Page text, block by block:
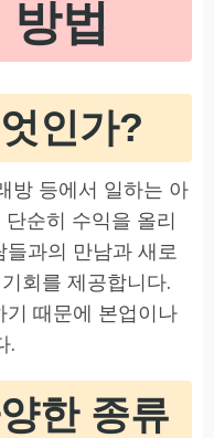
방법
인가?
방 등에서 일하는 아
순히 수익을 올리
과의 만남과 새로
회를 제공합니다.
때문에 본업이나
.
한 종류